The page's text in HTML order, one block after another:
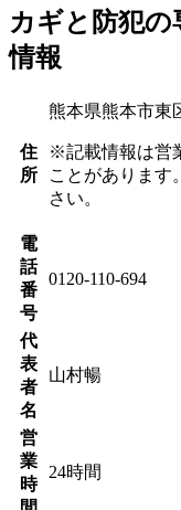
カギと防犯の
情報
住
所
熊本県熊本市東
※記載情報は営
ことがあります
さい。
電
話
番
号
0120-110-694
代
表
者
名
山村暢
営
業
時
24時間